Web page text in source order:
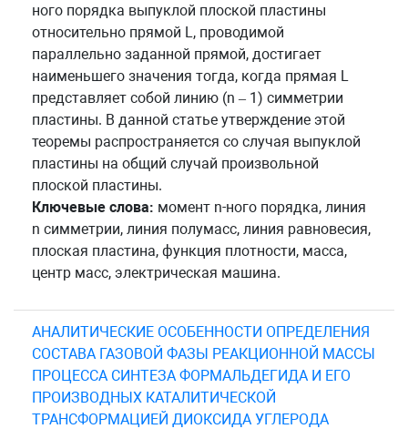
ного порядка выпуклой плоской пластины
относительно прямой L, проводимой
параллельно заданной прямой, достигает
наименьшего значения тогда, когда прямая L
представляет собой линию (n – 1) симметрии
пластины. В данной статье утверждение этой
теоремы распространяется со случая выпуклой
пластины на общий случай произвольной
плоской пластины.
Ключевые слова: момент n-ного порядка, линия
n симметрии, линия полумасс, линия равновесия,
плоская пластина, функция плотности, масса,
центр масс, электрическая машина.
АНАЛИТИЧЕСКИЕ ОСОБЕННОСТИ ОПРЕДЕЛЕНИЯ
СОСТАВА ГАЗОВОЙ ФАЗЫ РЕАКЦИОННОЙ МАССЫ
ПРОЦЕССА СИНТЕЗА ФОРМАЛЬДЕГИДА И ЕГО
ПРОИЗВОДНЫХ КАТАЛИТИЧЕСКОЙ
ТРАНСФОРМАЦИЕЙ ДИОКСИДА УГЛЕРОДА